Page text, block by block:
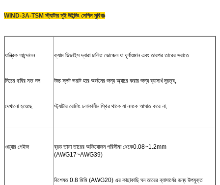
WIND-3A-TSM স্ট্যাটার সুই উইন্ডিং মেশিন সুবিধাঃ
যান্ত্রিক আন্দোলন
নিচের ছবির মত নল
দেখানো হয়েছে
ক্যাম ডিভাইস দ্বারা চালিত ডোজেল যা ঘূর্ণায়মান এবং তারপর তারের সরাতে
উচ্চ স্লট ভরাট হার অর্জনের জন্য অ্যারে করার জন্য ব্যাসার্ধ দূরত্ব,
স্ট্যাটার রোলিং চলাকালীন স্থির থাকে যা নলকে আঘাত করে না,
ওয়্যার গেইজ ব্রড তামা তারের অভিযোজন পরিসীমা থেকে0.08~1.2mm
(AWG17~AWG39)
বিশেষত 0.8 মিমি (AWG20) এর কাছাকাছি ঘন তারের ব্যাসার্ধের জন্য উপযুক্ত